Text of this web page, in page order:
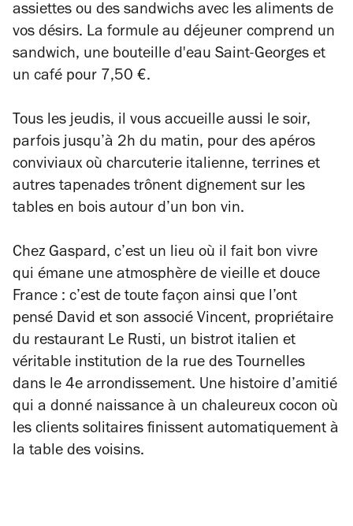
assiettes ou des sandwichs avec les aliments de
vos désirs. La formule au déjeuner comprend un
sandwich, une bouteille d'eau Saint-Georges et
un café pour 7,50 €.
Tous les jeudis, il vous accueille aussi le soir,
parfois jusqu’à 2h du matin, pour des apéros
conviviaux où charcuterie italienne, terrines et
autres tapenades trônent dignement sur les
tables en bois autour d’un bon vin.
Chez Gaspard, c’est un lieu où il fait bon vivre
qui émane une atmosphère de vieille et douce
France : c’est de toute façon ainsi que l’ont
pensé David et son associé Vincent, propriétaire
du restaurant Le Rusti, un bistrot italien et
véritable institution de la rue des Tournelles
dans le 4e arrondissement. Une histoire d’amitié
qui a donné naissance à un chaleureux cocon où
les clients solitaires finissent automatiquement à
la table des voisins.